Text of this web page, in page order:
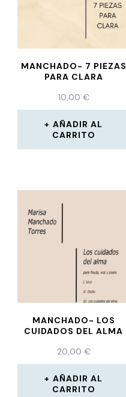
MANCHADO- 7 PIEZAS
PARA CLARA
10,00 €
AÑADIR AL
CARRITO
MANCHADO- LOS
CUIDADOS DEL ALMA
20,00 €
AÑADIR AL
CARRITO